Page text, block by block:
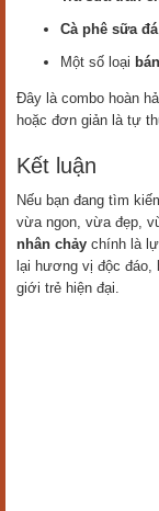
Cà phê sữa đá
Một số loại
Đây là combo hoàn
hoặc đơn giản là tự
Kết luận
Nếu bạn đang tìm
vừa ngon, vừa đẹp,
nhân chảy chính là
lại hương vị độc đáo,
giới trẻ hiện đại.